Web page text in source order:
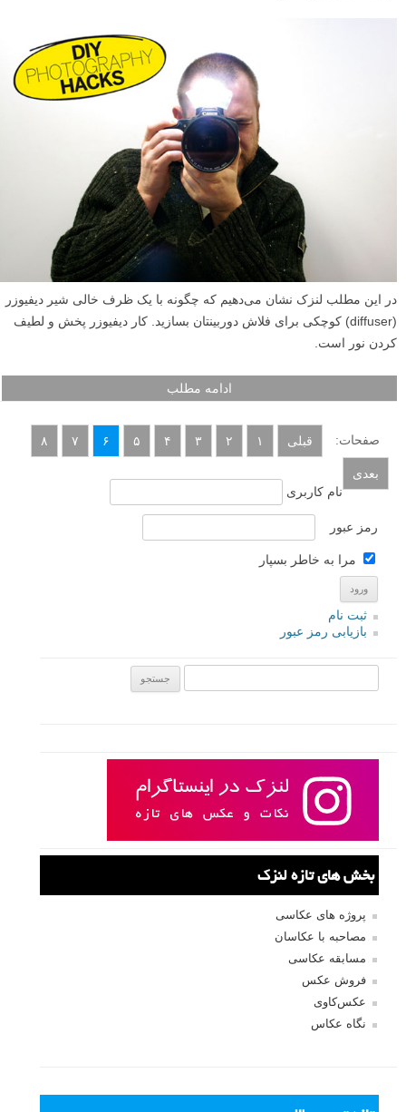
در این مطلب لنزک روش دیگری برای مقابله با آب و هوای نامساعد را
آموزش می‌دهیم. شما با خواندن این نوشتار یاد می‌گیرید که با بسته CD‌ خام
از لنز خود در مقابل باران محافظت کنید.
ادامه مطلب
ترفندهای عکاسی: ملایم کردن نور فلاش با ظرف خالی شیر
(diffuser) کوچکی برای فلاش دوربینتان بسازید. کار دیفیوزر پخش و لطیف
کردن نور است.
صفحات: قبلی ۱ ۲ ۳ ۴ ۵
رمز عبور
مرا به خاطر بسپار
بازیابی رمز عبور
جستجو یرای: